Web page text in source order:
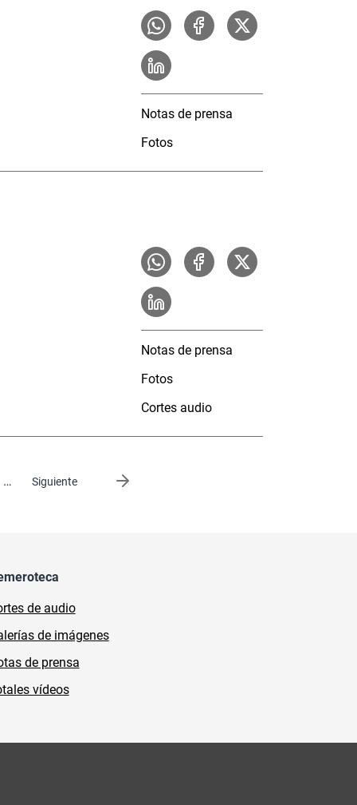
Notas de prensa
Fotos
Notas de prensa
Fotos
Cortes audio
… Siguiente
Siguiente página
de audio
de imágenes
de prensa
vídeos